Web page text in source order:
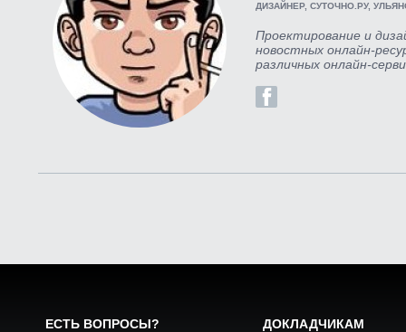
ДИЗАЙНЕР, СУТОЧНО.РУ,
Проектирование и
новостных онлайн-
различных онлайн-
ЕСТЬ ВОПРОСЫ?
ДОКЛАДЧИКАМ